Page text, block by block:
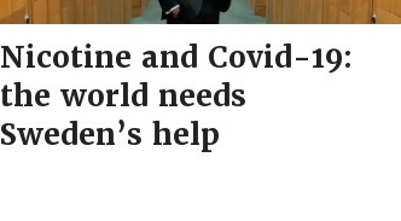
Nicotine and Covid-19:
the world needs
Sweden’s help